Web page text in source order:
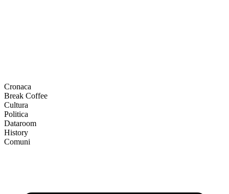
Cronaca
Break Coffee
Cultura
Politica
Dataroom
History
Comuni